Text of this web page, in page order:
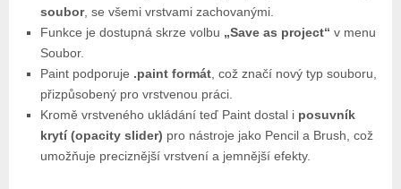
soubor, se všemi vrstvami zachovanými.
Funkce je dostupná skrze volbu „Save as project“ v menu
Soubor.
Paint podporuje .paint formát, což značí nový typ souboru,
přizpůsobený pro vrstvenou práci.
Kromě vrstveného ukládání teď Paint dostal i posuvník
krytí (opacity slider) pro nástroje jako Pencil a Brush, což
umožňuje preciznější vrstvení a jemnější efekty.